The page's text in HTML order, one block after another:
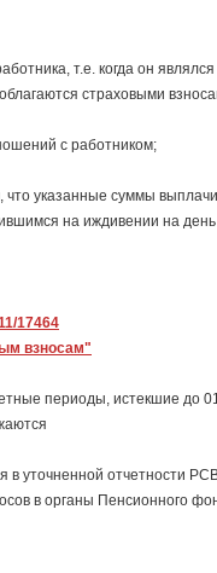
т.е. когда он
страховыми
с работником;
что указанные суммы
на иждивении на
17464
взносам"
периоды, истекшие до
в уточненной отчетности
в органы Пенсионного